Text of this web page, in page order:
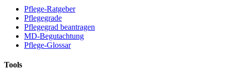
Pflege-Ratgeber
Pflegegrade
Pflegegrad beantragen
MD-Begutachtung
Pflege-Glossar
Tools